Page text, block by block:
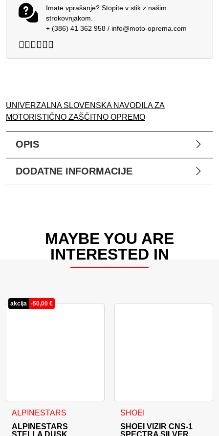
Imate vprašanje? Stopite v stik z našim
strokovnjakom.
+ (386) 41 362 958/ info@moto-oprema.com
UNIVERZALNA SLOVENSKA NAVODILA ZA
MOTORISTIČNO ZAŠČITNO OPREMO
OPIS
DODATNE INFORMACIJE
MAYBE YOU ARE
INTERESTED IN
akcija -50,00 €
ALPINESTARS
ALPINESTARS
Ta izdelek ima več različic. Možnosti lahko izberete na
SHOEI
SHOEI VIZIR CNS-1